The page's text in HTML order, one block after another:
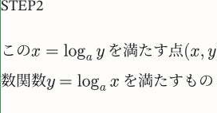
STEP2
この を満たす点
数関数
を満たすも